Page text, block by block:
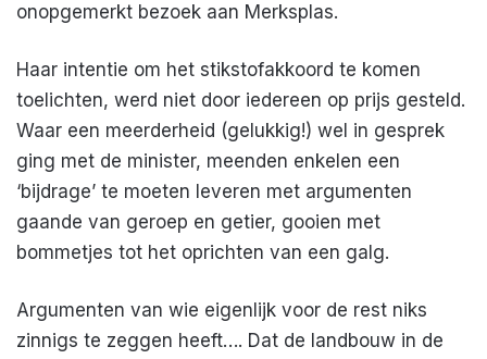
onopgemerkt bezoek aan Merksplas.
Haar intentie om het stikstofakkoord te komen
toelichten, werd niet door iedereen op prijs gesteld.
Waar een meerderheid (gelukkig!) wel in gesprek
ging met de minister, meenden enkelen een
‘bijdrage’ te moeten leveren met argumenten
gaande van geroep en getier, gooien met
bommetjes tot het oprichten van een galg.
Argumenten van wie eigenlijk voor de rest niks
zinnigs te zeggen heeft…. Dat de landbouw in de